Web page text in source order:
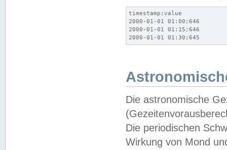
timestamp;value
2000-01-01 01:00;646
2000-01-01 01:15;646
2000-01-01 01:30;645
Die astronomische
Die periodischen
Wirkung von Mond